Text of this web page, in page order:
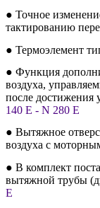
● Точное
тактированию
● Термоэлемент
● Функция
воздуха,
после достижения
140 E - N 280 E
● Вытяжное
воздуха с
● В комплект
вытяжной трубы
E